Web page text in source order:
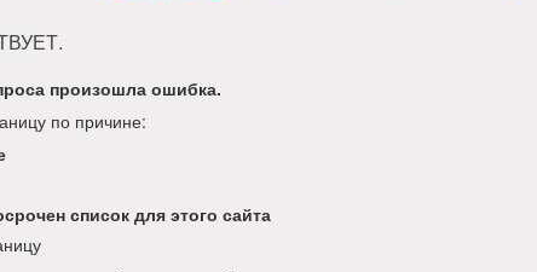
произошла ошибка.
по причине:
список для этого сайта